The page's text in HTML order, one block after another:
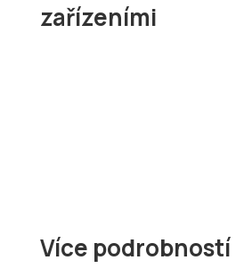
zařízeními
Více podrobností